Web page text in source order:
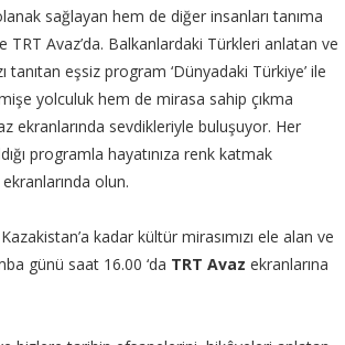
sağlayan hem de diğer insanları tanıma
TRT Avaz’da. Balkanlardaki Türkleri anlatan ve
tanıtan eşsiz program ‘Dünyadaki Türkiye’ ile
yolculuk hem de mirasa sahip çıkma
ekranlarında sevdikleriyle buluşuyor. Her
programla hayatınıza renk katmak
olun.
kadar kültür mirasımızı ele alan ve
günü saat 16.00 ‘da TRT Avaz ekranlarına